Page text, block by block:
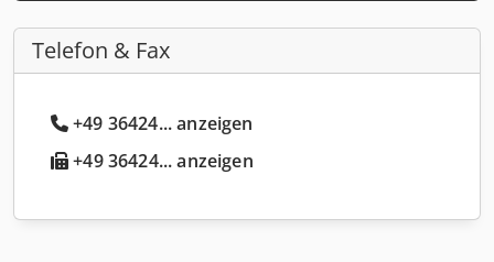
Telefon & Fax
+49 36424... anzeigen
+49 36424... anzeigen